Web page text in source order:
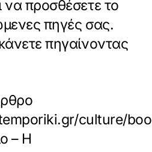
προσθέσετε το
πηγές σας.
πηγαίνοντας
culture/
– Η